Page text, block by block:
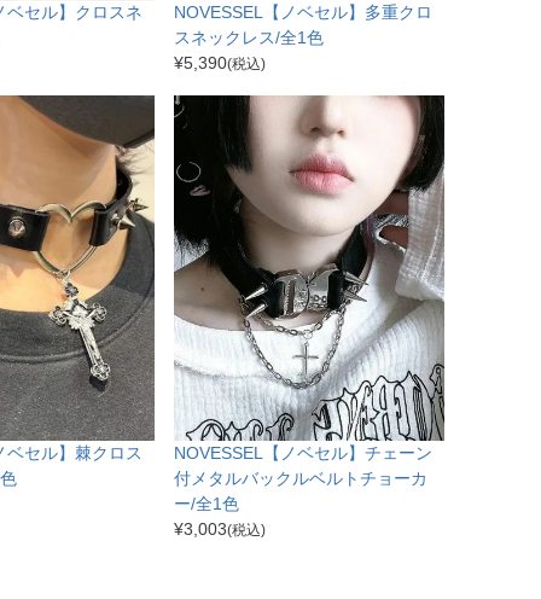
ベセル】クロスネ
NOVESSEL【ノベセル】多重クロ
スネックレス/全1色
¥5,390(税込)
ベセル】棘クロス
NOVESSEL【ノベセル】チェーン
付メタルバックルベルトチョーカ
ー/全1色
¥3,003(税込)